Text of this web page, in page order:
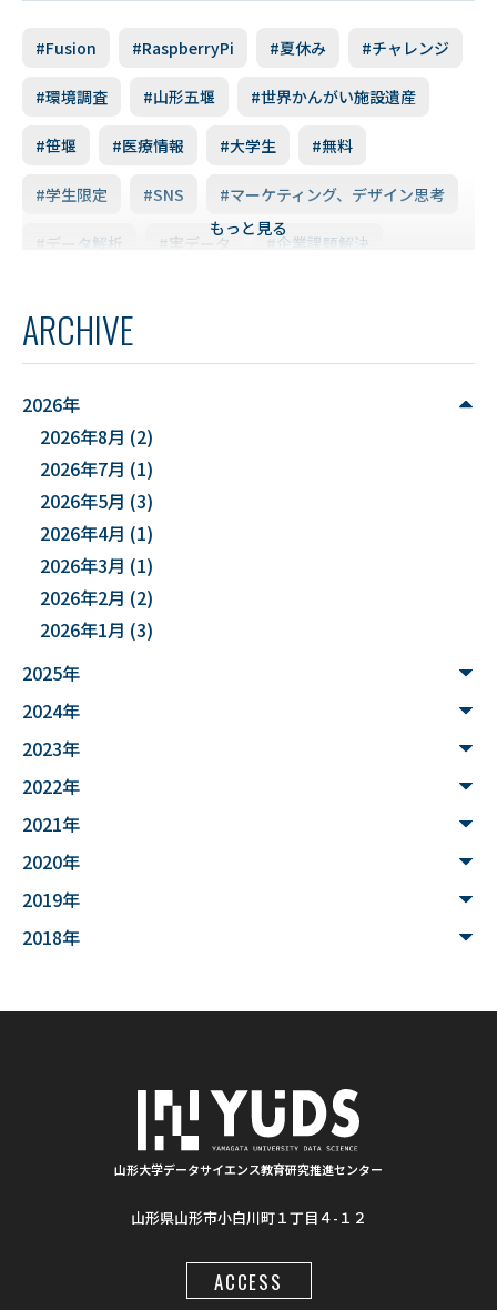
#Fusion #RaspberryPi #夏休み #チャレンジ
#環境調査 #山形五堰 #世界かんがい施設遺産
#笹堰 #医療情報 #大学生 #無料
#学生限定 #SNS #マーケティング、デザイン思考
#データ解析 #実データ #企業課題解決
#YUDS #庄内地方
#DXハイスクール
#能登半島地震被害調査
#文化財 #災害
#”オットセイ”のブロニー君
#３Dデータ
#まちの記憶を残し隊
#文理融合
#魚醤
#シカン
#学生支援 #清代寺院 #画像分析
#BorealForest #放射線 #福島第一原発事故
#半導体検出器 #物体検出 #ソーシャルメディア
#肺がん診断 #気管支内視鏡超音波画像
もっと見る
ARCHIVE
2026年
2026年8月 (2)
2026年7月 (1)
2026年5月 (3)
2026年4月 (1)
2026年3月 (1)
2026年2月 (2)
2026年1月 (3)
2025年
2024年
2023年
2022年
2021年
2020年
2019年
2018年
山形大学データサイエンス教育研究推進センター
山形県山形市小白川町１丁目４-１２
ACCESS